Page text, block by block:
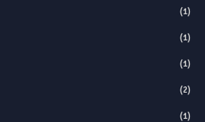
(1)
(1)
(1)
(2)
(1)